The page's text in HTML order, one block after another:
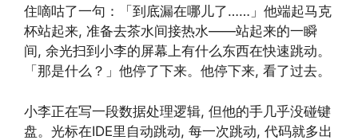
住嘀咕了一句：「到底漏在哪儿了……」他端起马克
杯站起来, 准备去茶水间接热水——站起来的一瞬
间, 余光扫到小李的屏幕上有什么东西在快速跳动。
「那是什么？」他停了下来。他停下来, 看了过去。
小李正在写一段数据处理逻辑, 但他的手几乎没碰键
盘。光标在IDE里自动跳动, 每一次跳动, 代码就多出